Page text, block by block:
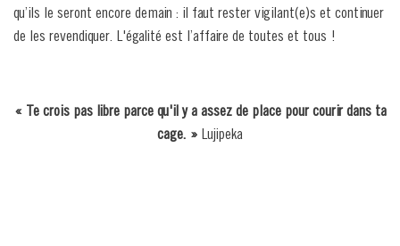
qu’ils le seront encore demain : il faut rester vigilant(e)s et continuer
de les revendiquer. L'égalité est l’affaire de toutes et tous !
« Te crois pas libre parce qu'il y a assez de place pour courir dans ta
cage. » Lujipeka